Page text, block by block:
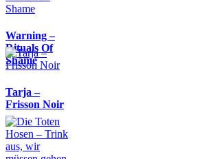
Warning –
Rituals Of
Shame
Tarja –
Frisson Noir